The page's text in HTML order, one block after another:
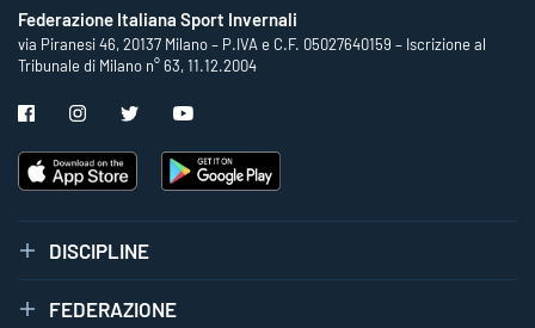
Federazione Italiana Sport Invernali
via Piranesi 46, 20137 Milano – P.IVA e C.F. 05027640159 – Iscrizione al
Tribunale di Milano n° 63, 11.12.2004
DISCIPLINE
FEDERAZIONE